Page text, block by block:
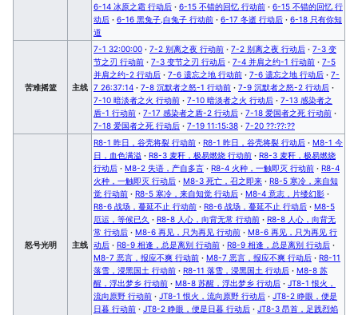
6-14 冰原之霜 行动后 · 6-15 不错的回忆 行动前 · 6-15 不错的回忆 行
动后 · 6-16 黑兔子,白兔子 行动前 · 6-17 冬逝 行动后 · 6-18 只有你知
道
苦难摇篮 主线
7-1 32:00:00 · 7-2 别离之夜 行动前 · 7-2 别离之夜 行动后 · 7-3 变
节之刃 行动前 · 7-3 变节之刃 行动后 · 7-4 并肩之约-1 行动前 · 7-5
并肩之约-2 行动后 · 7-6 遗忘之地 行动前 · 7-6 遗忘之地 行动后 · 7-
7 26:37:14 · 7-8 沉默者之怒-1 行动前 · 7-9 沉默者之怒-2 行动后 ·
7-10 暗淡者之火 行动前 · 7-10 暗淡者之火 行动后 · 7-13 感染者之
盾-1 行动前 · 7-17 感染者之盾-2 行动后 · 7-18 爱国者之死 行动前 ·
7-18 爱国者之死 行动后 · 7-19 11:15:38 · 7-20 ??:??:??
怒号光明 主线
R8-1 昨日，谷壳将裂 行动前 · R8-1 昨日，谷壳将裂 行动后 · M8-1 今
日，血色满溢 · R8-3 麦秆，极易燃烧 行动前 · R8-3 麦秆，极易燃烧
行动后 · M8-2 失语，产自多言 · R8-4 火种，一触即灭 行动前 · R8-4
火种，一触即灭 行动后 · M8-3 死亡，召之即来 · R8-5 寒冷，来自知
觉 行动前 · R8-5 寒冷，来自知觉 行动后 · M8-4 意志，片缕幻影 ·
R8-6 战场，蔓延不止 行动前 · R8-6 战场，蔓延不止 行动后 · M8-5
厄运，等候已久 · R8-8 人心，向背无常 行动前 · R8-8 人心，向背无
常 行动后 · M8-6 再见，只为再见 行动前 · M8-6 再见，只为再见 行
动后 · R8-9 相逢，总是离别 行动前 · R8-9 相逢，总是离别 行动后 ·
M8-7 恶言，报应不爽 行动前 · M8-7 恶言，报应不爽 行动后 · R8-11
落雪，浸黑国土 行动前 · R8-11 落雪，浸黑国土 行动后 · M8-8 苏
醒，浮出梦乡 行动前 · M8-8 苏醒，浮出梦乡 行动后 · JT8-1 恨火，
流向原野 行动前 · JT8-1 恨火，流向原野 行动后 · JT8-2 睁眼，便是
日暮 行动前 · JT8-2 睁眼，便是日暮 行动后 · JT8-3 昂首，足践烈焰